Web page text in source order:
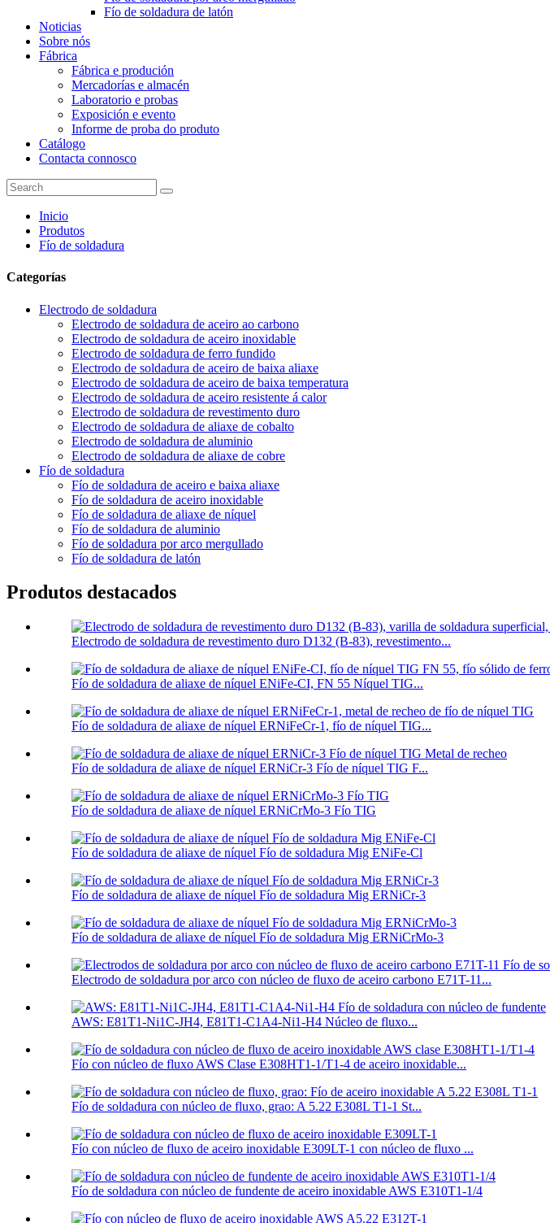
Fío de soldadura de latón
Noticias
Sobre nós
Fábrica
Fábrica e produción
Mercadorías e almacén
Laboratorio e probas
Exposición e evento
Informe de proba do produto
Catálogo
Contacta connosco
Inicio
Produtos
Fío de soldadura
Categorías
Electrodo de soldadura
Electrodo de soldadura de aceiro ao carbono
Electrodo de soldadura de aceiro inoxidable
Electrodo de soldadura de ferro fundido
Electrodo de soldadura de aceiro de baixa aliaxe
Electrodo de soldadura de aceiro de baixa temperatura
Electrodo de soldadura de aceiro resistente á calor
Electrodo de soldadura de revestimento duro
Electrodo de soldadura de aliaxe de cobalto
Electrodo de soldadura de aluminio
Electrodo de soldadura de aliaxe de cobre
Fío de soldadura
Fío de soldadura de aceiro e baixa aliaxe
Fío de soldadura de aceiro inoxidable
Fío de soldadura de aliaxe de níquel
Fío de soldadura de aluminio
Fío de soldadura por arco mergullado
Fío de soldadura de latón
Produtos destacados
Electrodo de soldadura de revestimento duro D132 (B-83), revestimento...
Fío de soldadura de aliaxe de níquel ENiFe-CI, FN 55 Níquel TIG...
Fío de soldadura de aliaxe de níquel ERNiFeCr-1, fío de níquel TIG...
Fío de soldadura de aliaxe de níquel ERNiCr-3 Fío de níquel TIG F...
Fío de soldadura de aliaxe de níquel ERNiCrMo-3 Fío TIG
Fío de soldadura de aliaxe de níquel Fío de soldadura Mig ENiFe-Cl
Fío de soldadura de aliaxe de níquel Fío de soldadura Mig ERNiCr-3
Fío de soldadura de aliaxe de níquel Fío de soldadura Mig ERNiCrMo-3
Electrodo de soldadura por arco con núcleo de fluxo de aceiro carbono E71T-11...
AWS: E81T1-Ni1C-JH4, E81T1-C1A4-Ni1-H4 Núcleo de fluxo...
Fío con núcleo de fluxo AWS Clase E308HT1-1/T1-4 de aceiro inoxidable...
Fío de soldadura con núcleo de fluxo, grao: A 5.22 E308L T1-1 St...
Fío con núcleo de fluxo de aceiro inoxidable E309LT-1 con núcleo de fluxo ...
Fío de soldadura con núcleo de fundente de aceiro inoxidable AWS E310T1-1/4